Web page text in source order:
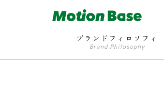
ブランドフィロソフィ
Brand Philosophy